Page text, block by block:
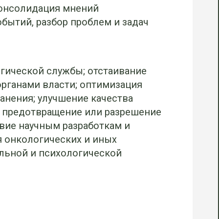
мнений
разбор проблем и задач
службы; отстаивание
власти; оптимизация
улучшение качества
или разрешение
научным разработкам и
и иных
и психологической